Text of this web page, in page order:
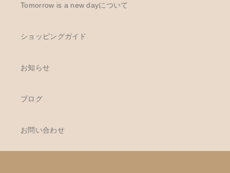
Tomorrow is a new dayについて
ショッピングガイド
お知らせ
ブログ
お問い合わせ